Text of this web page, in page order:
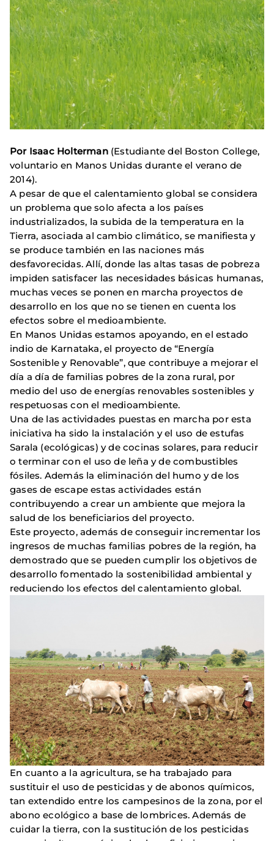
Por Isaac Holterman(Estudiante del Boston College,
voluntario en Manos Unidas durante el verano de
2014).
A pesar de que el calentamiento global se considera
un problema que solo afecta a los países
industrializados, la subida de la temperatura en la
Tierra, asociada al cambio climático, se manifiesta y
se produce también en las naciones más
desfavorecidas. Allí, donde las altas tasas de pobreza
impiden satisfacer las necesidades básicas humanas,
muchas veces se ponen en marcha proyectos de
desarrollo en los que no se tienen en cuenta los
efectos sobre el medioambiente.
En Manos Unidas estamos apoyando, en el estado
indio de Karnataka, el proyecto de “Energía
Sostenible y Renovable”, que contribuye a mejorar el
día a día de familias pobres de la zona rural, por
medio del uso de energías renovables sostenibles y
respetuosas con el medioambiente.
Una de las actividades puestas en marcha por esta
iniciativa ha sido la instalación y el uso de estufas
Sarala (ecológicas) y de cocinas solares, para reducir
o terminar con el uso de leña y de combustibles
fósiles. Además la eliminación del humo y de los
gases de escape estas actividades están
contribuyendo a crear un ambiente que mejora la
salud de los beneficiarios del proyecto.
Este proyecto, además de conseguir incrementar los
ingresos de muchas familias pobres de la región, ha
demostrado que se pueden cumplir los objetivos de
desarrollo fomentado la sostenibilidad ambiental y
reduciendo los efectos del calentamiento global.
En cuanto a la agricultura, se ha trabajado para
sustituir el uso de pesticidas y de abonos químicos,
tan extendido entre los campesinos de la zona, por el
abono ecológico a base de lombrices. Además de
cuidar la tierra, con la sustitución de los pesticidas